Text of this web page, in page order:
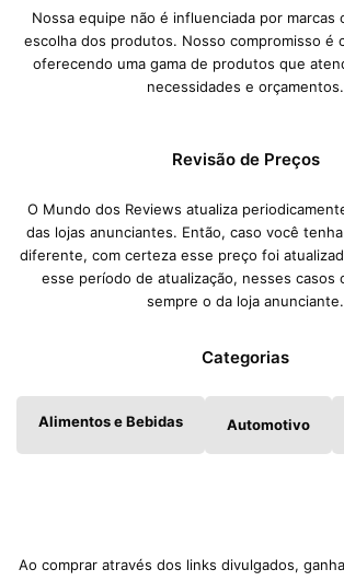
Nossa equipe não é influenciada por marcas
escolha dos produtos. Nosso compromisso é
oferecendo uma gama de produtos que
necessidades e orçamentos.
Revisão de Preços
O Mundo dos Reviews atualiza
das lojas anunciantes. Então, caso você
diferente, com certeza esse preço foi
esse período de atualização, nesses casos
sempre o da loja anunciante.
Categorias
Alimentos e Bebidas Automotivo
Ao comprar através dos links divulgados,